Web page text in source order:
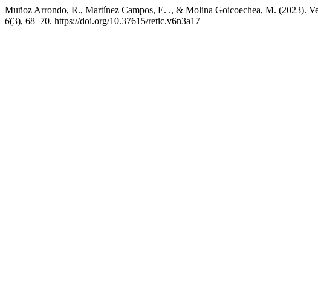
Muñoz Arrondo, R., Martínez Campos, E. ., & Molina Goicoechea, M. (2023).
6(3), 68–70. https://doi.org/10.37615/retic.v6n3a17